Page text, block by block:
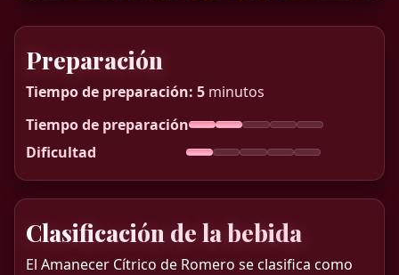
Preparación
Tiempo de preparación: 5 minutos
Tiempo de preparación
Dificultad
Clasificación de la bebida
El Amanecer Cítrico de Romero se clasifica como